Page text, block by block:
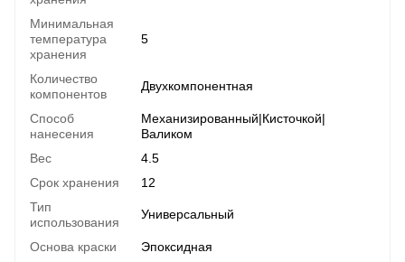
Минимальная
температура
хранения
5
Количество
компонентов
Двухкомпонентная
Способ
нанесения
Механизированный|Кисточкой|
Валиком
Вес
4.5
Срок хранения
12
Тип
использования
Универсальный
Основа краски
Эпоксидная